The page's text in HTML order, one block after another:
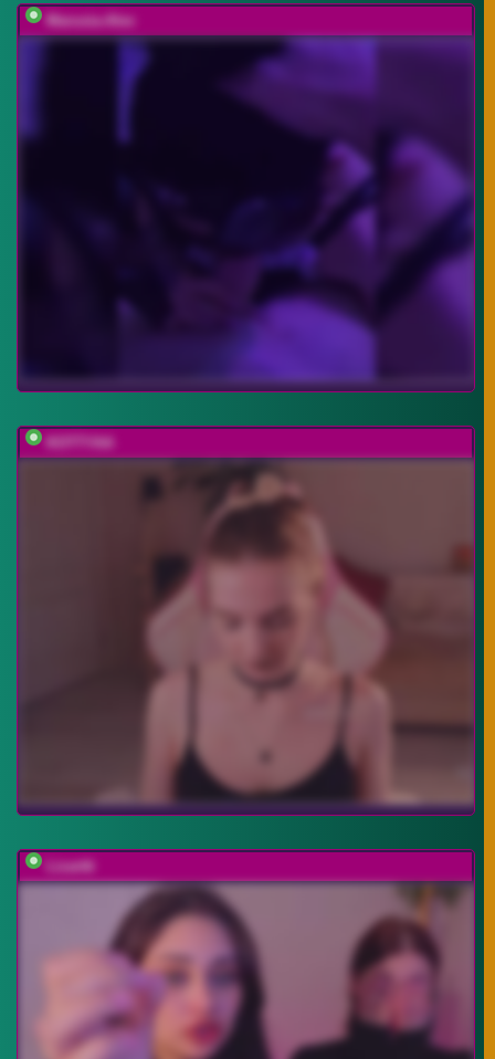
Marusia-Alex
KOTTYAA
Lizarttt